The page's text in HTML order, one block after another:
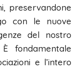
preservandone
con le nuove
del nostro
fondamentale
e l’intero